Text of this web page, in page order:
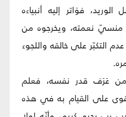
فوَاتر إليه أنبياءه
منسيّ نعمته، ويخرجوه من
التكبّر على خالقه واللجوء
عَرَف قدر نفسه، فعلم
على القيام به في هذه